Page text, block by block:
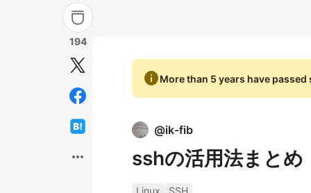
194
more_horiz
infoMore than 5 years have passed
@ik-fib
sshの活用法まとめ
Linux
SSH